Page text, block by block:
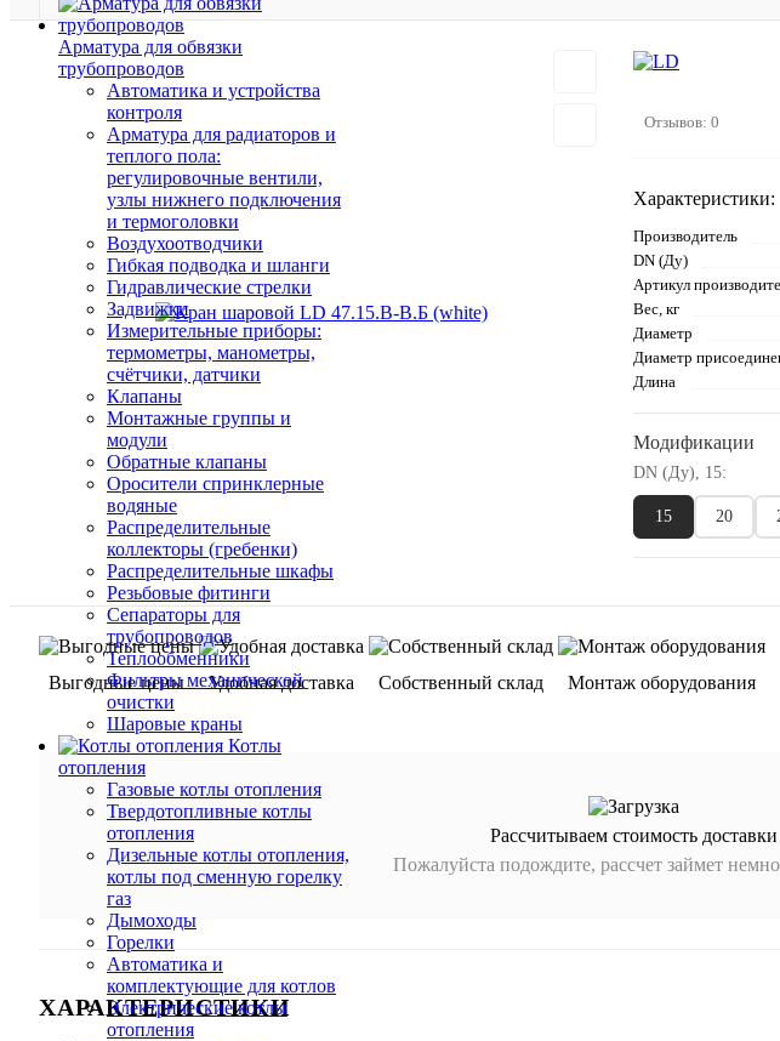
Арматура для обвязки
трубопроводов
Автоматика и устройства
контроля
Арматура для радиаторов и
теплого пола:
регулировочные вентили,
узлы нижнего подключения
и термоголовки
Воздухоотводчики
Гибкая подводка и шланги
Гидравлические стрелки
Задвижки
Измерительные приборы:
термометры, манометры,
счётчики, датчики
Клапаны
Монтажные группы и
модули
Обратные клапаны
Оросители спринклерные
водяные
Распределительные
коллекторы (гребенки)
Распределительные шкафы
Резьбовые фитинги
Сепараторы для
трубопроводов
Теплообменники
Фильтры механической
очистки
Шаровые краны
Котлы
отопления
Газовые котлы отопления
Твердотопливные котлы
отопления
Дизельные котлы отопления,
котлы под сменную горелку
газ
Дымоходы
Горелки
Автоматика и
комплектующие для котлов
Электрические котлы
отопления
Отзывов: 0
Характеристики:
Производитель
DN (Ду)
Артикул
Вес, кг
Диаметр
Диаметр
Длина
Модификации
DN (Ду), 15:
15 20
Выгодные цены Удобная доставка Собственный склад Монтаж оборудования
Рассчитываем стоимость доставки
Пожалуйста подождите, рассчет займет
ХАРАКТЕРИСТИКИ